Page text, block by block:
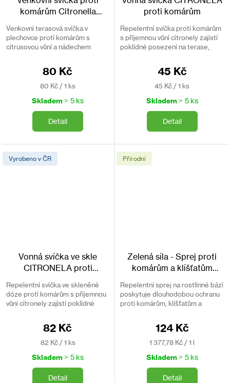
komárům Citronella
Venkovní terasová svíčka v
plechovce proti komárům s
citrusovou vůní a nádechem
80 Kč
Měrná
80 Kč / 1 ks
Skladem > 5 ks
Detail
proti komárům
Repelentní svíčka proti komárům
s příjemnou vůní citronely zajistí
poklidné posezeni na terase,
45 Kč
Měrná
45 Kč / 1 ks
Skladem > 5 ks
Detail
Vyrobeno v ČR
Vonná svíčka ve skle
CITRONELA proti
Repelentní svíčka ve skleněné
dóze proti komárům s příjemnou
vůní citronely zajistí poklidné
82 Kč
Měrná
82 Kč / 1 ks
Skladem > 5 ks
Detail
Přírodní
Zelená síla - Sprej proti
komárům a klíšťatům
repelent s aloe
Repelentní sprej na rostlinné bázi
poskytuje dlouhodobou ochranu
proti komárům, klíšťatům a
124 Kč
Měrná
1 377,78 Kč / 1 l
Skladem > 5 ks
Detail